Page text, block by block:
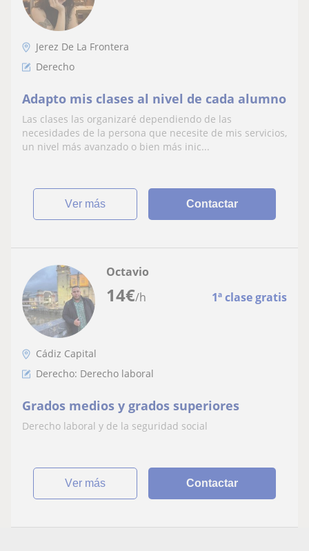
Jerez De La Frontera
Derecho
Adapto mis clases al nivel de cada alumno
Las clases las organizaré dependiendo de las
necesidades de la persona que necesite de mis servicios,
un nivel más avanzado o bien más inic...
ver más Contactar
14€/h 1ª clase gratis
Octavio
Cádiz Capital
Derecho: Derecho laboral
Grados medios y grados superiores
Derecho laboral y de la seguridad social
ver más Contactar